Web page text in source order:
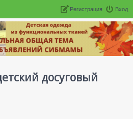
Вход
Регистрация
досуговый